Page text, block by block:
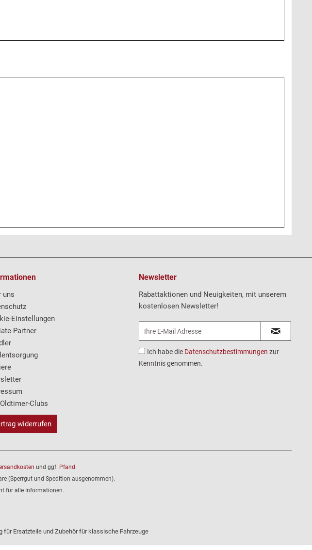
uns
Einstellungen
Partner
Clubs
widerrufen
Newsletter
Rabattaktionen und Neuigkeiten, mit unserem
kostenlosen Newsletter!
Ich habe die Datenschutzbestimmungen zur
Kenntnis genommen.
und ggf. Pfand .
(Sperrgut und Spedition ausgenommen).
für alle Informationen.
für Ersatzteile und Zubehör für klassische Fahrzeuge